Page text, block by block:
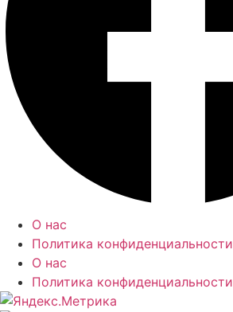
О нас
Политика конфиденциальности
О нас
Политика конфиденциальности